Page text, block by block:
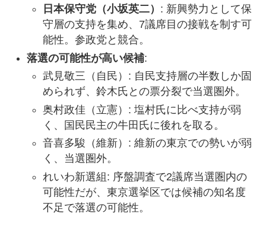
日本保守党（小坂英二） : 新興勢力として保
守層の支持を集め、7議席目の接戦を制す可
能性。参政党と競合。
落選の可能性が高い候補:
武見敬三（自民）: 自民支持層の半数しか固
められず、鈴木氏との票分裂で当選圏外。
奥村政佳（立憲）: 塩村氏に比べ支持が弱
く、国民民主の牛田氏に後れを取る。
音喜多駿（維新）: 維新の東京での勢いが弱
く、当選圏外。
れいわ新選組: 序盤調査で2議席当選圏内の
可能性だが、東京選挙区では候補の知名度
不足で落選の可能性。